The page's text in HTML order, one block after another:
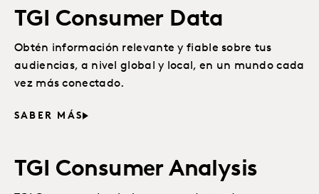
TGI Consumer Data
Obtén información relevante y fiable sobre tus
audiencias, a nivel global y local, en un mundo cada
vez más conectado.
SABER MÁS
TGI Consumer Analysis